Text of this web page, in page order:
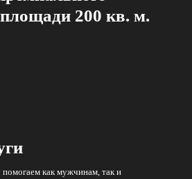
200 кв. м.
какмужчинам, так и